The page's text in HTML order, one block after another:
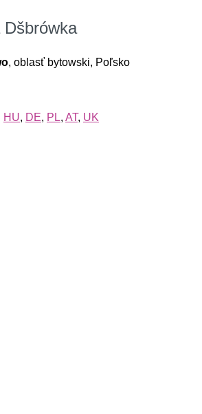
Dšbrówka
, oblasť bytowski, Poľsko
HU, DE, PL, AT, UK